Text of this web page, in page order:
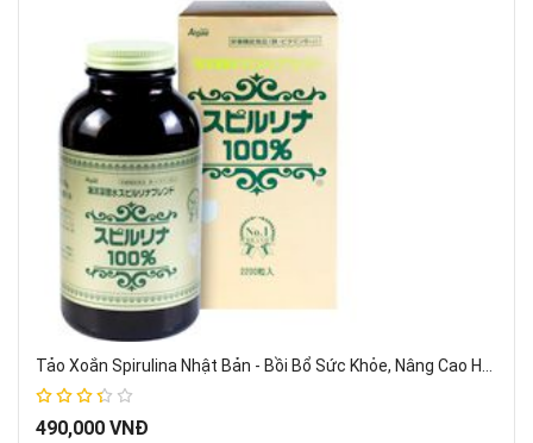
67%
490,000 VNĐ